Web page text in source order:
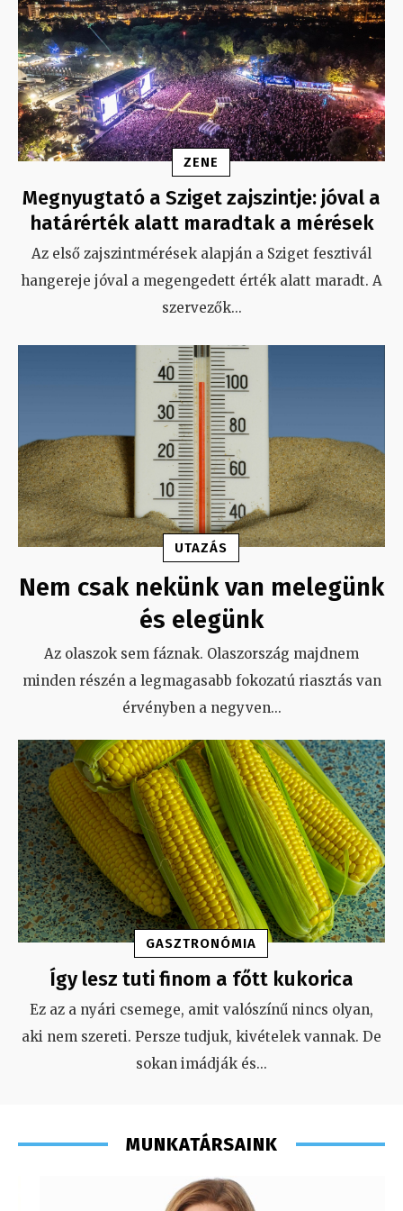
ZENE
Megnyugtató a Sziget zajszintje: jóval a
határérték alatt maradtak a mérések
Az első zajszintmérések alapján a Sziget fesztivál
hangereje jóval a megengedett érték alatt maradt. A
szervezők...
UTAZÁS
Nem csak nekünk van melegünk
és elegünk
Az olaszok sem fáznak. Olaszország majdnem
minden részén a legmagasabb fokozatú riasztás van
érvényben a negyven...
GASZTRONÓMIA
Így lesz tuti finom a főtt kukorica
Ez az a nyári csemege, amit valószínű nincs olyan,
aki nem szereti. Persze tudjuk, kivételek vannak. De
sokan imádják és...
MUNKATÁRSAINK